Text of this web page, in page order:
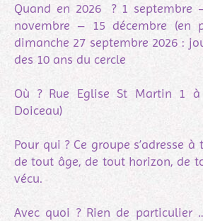
Quand en 2026 ? 1 septembre
novembre – 15 décembre (en
dimanche 27 septembre 2026 :
des 10 ans du cercle
Où ? Rue Eglise St Martin 1 à
Doiceau)
Pour qui ? Ce groupe s’adresse
de tout âge, de tout horizon, de
vécu.
Avec quoi ? Rien de particulier